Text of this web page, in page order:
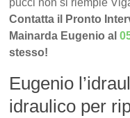
pucci non si riempie
Contatta il Pronto
Mainarda Eugenio al
stesso!
Eugenio
idraulico per